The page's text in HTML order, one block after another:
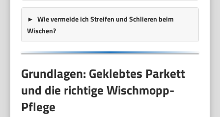
Wie vermeide ich Streifen und Schlieren beim
Wischen?
Grundlagen: Geklebtes Parkett
und die richtige Wischmopp-
Pflege